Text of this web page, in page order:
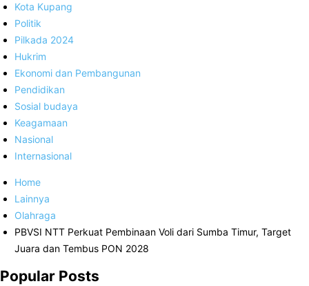
Kota Kupang
Politik
Pilkada 2024
Hukrim
Ekonomi dan Pembangunan
Pendidikan
Sosial budaya
Keagamaan
Nasional
Internasional
Home
Lainnya
Olahraga
PBVSI NTT Perkuat Pembinaan Voli dari Sumba Timur, Target
Juara dan Tembus PON 2028
Popular Posts